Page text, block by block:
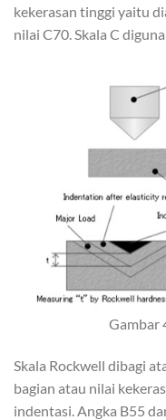
kekerasan tinggi yaitu
nilai C70. Skala C
Gambar
Skala Rockwell dibagi
bagian atau nilai
indentasi. Angka B55